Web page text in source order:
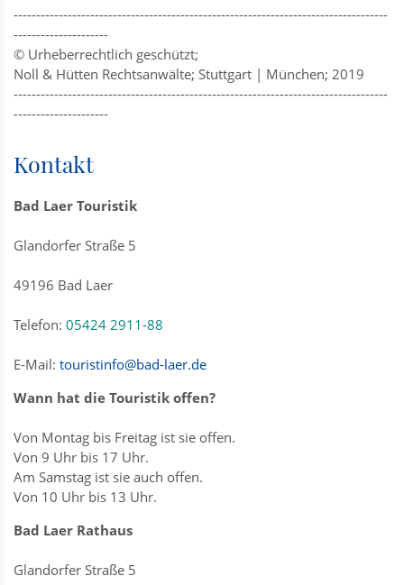
-----------------------------------------------------------------------------------
---------------------
© Urheberrechtlich geschützt;
Noll & Hütten Rechtsanwälte; Stuttgart | München; 2019
-----------------------------------------------------------------------------------
---------------------
Kontakt
Bad Laer Touristik
Glandorfer Straße 5
49196 Bad Laer
Telefon: 05424 2911-88
E-Mail: touristinfo@bad-laer.de
Wann hat die Touristik offen?
Von Montag bis Freitag ist sie offen.
Von 9 Uhr bis 17 Uhr.
Am Samstag ist sie auch offen.
Von 10 Uhr bis 13 Uhr.
Bad Laer Rathaus
Glandorfer Straße 5